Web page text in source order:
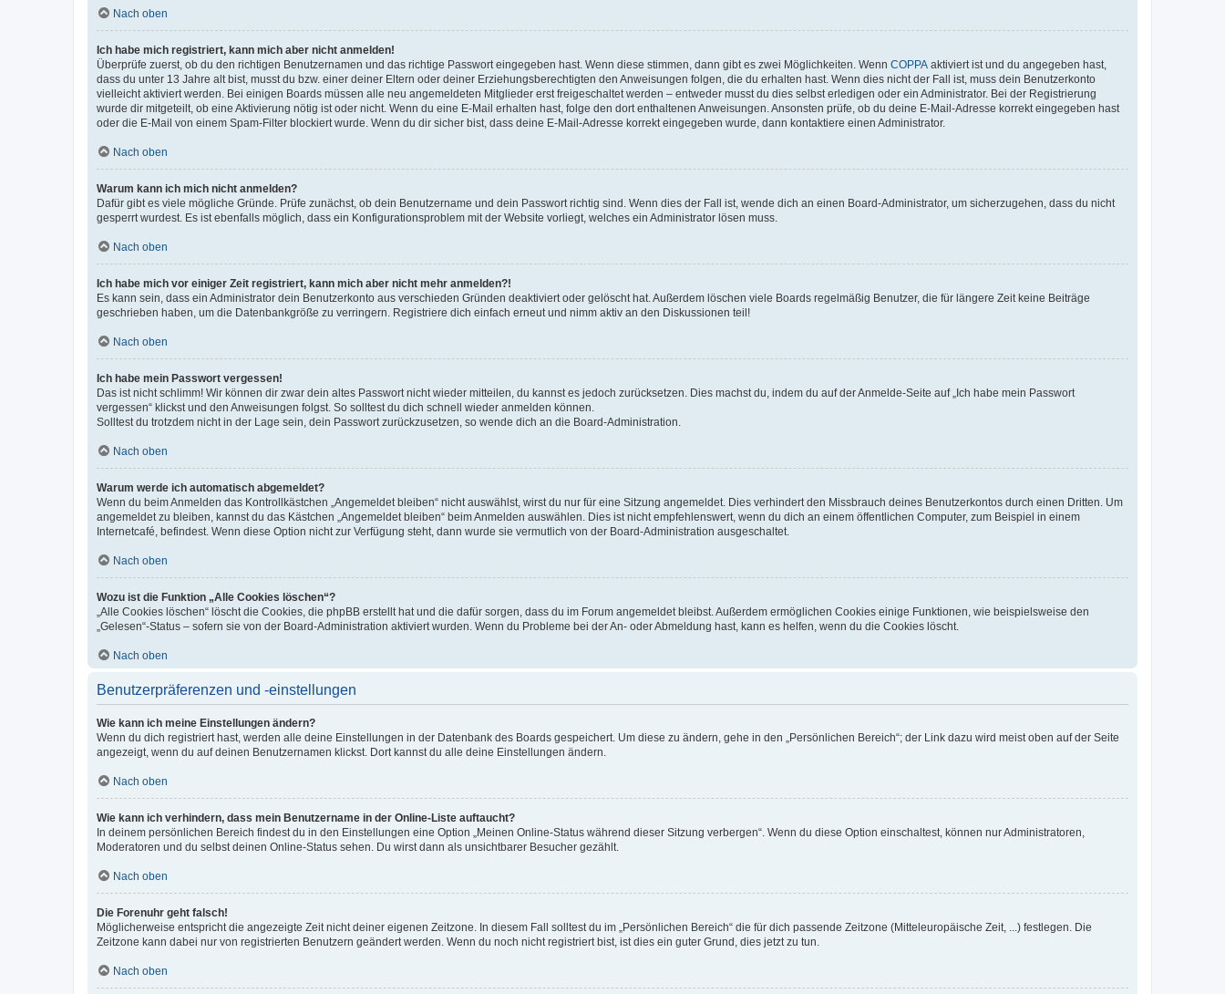
Nach oben
Ich habe mich registriert, kann mich aber nicht anmelden!
Überprüfe zuerst, ob du den richtigen Benutzernamen und das richtige Passwort eingegeben hast. Wenn diese stimmen, dann gibt es zwei Möglichkeiten. Wenn COPPA aktiviert ist und du angegeben hast,
dass du unter 13 Jahre alt bist, musst du bzw. einer deiner Eltern oder deiner Erziehungsberechtigten den Anweisungen folgen, die du erhalten hast. Wenn dies nicht der Fall ist, muss dein Benutzerkonto
vielleicht aktiviert werden. Bei einigen Boards müssen alle neu angemeldeten Mitglieder erst freigeschaltet werden – entweder musst du dies selbst erledigen oder ein Administrator. Bei der Registrierung
wurde dir mitgeteilt, ob eine Aktivierung nötig ist oder nicht. Wenn du eine E-Mail erhalten hast, folge den dort enthaltenen Anweisungen. Ansonsten prüfe, ob du deine E-Mail-Adresse korrekt eingegeben hast
oder die E-Mail von einem Spam-Filter blockiert wurde. Wenn du dir sicher bist, dass deine E-Mail-Adresse korrekt eingegeben wurde, dann kontaktiere einen Administrator.
Nach oben
Warum kann ich mich nicht anmelden?
Dafür gibt es viele mögliche Gründe. Prüfe zunächst, ob dein Benutzername und dein Passwort richtig sind. Wenn dies der Fall ist, wende dich an einen Board-Administrator, um sicherzugehen, dass du nicht
gesperrt wurdest. Es ist ebenfalls möglich, dass ein Konfigurationsproblem mit der Website vorliegt, welches ein Administrator lösen muss.
Nach oben
Ich habe mich vor einiger Zeit registriert, kann mich aber nicht mehr anmelden?!
Es kann sein, dass ein Administrator dein Benutzerkonto aus verschieden Gründen deaktiviert oder gelöscht hat. Außerdem löschen viele Boards regelmäßig Benutzer, die für längere Zeit keine Beiträge
geschrieben haben, um die Datenbankgröße zu verringern. Registriere dich einfach erneut und nimm aktiv an den Diskussionen teil!
Nach oben
Ich habe mein Passwort vergessen!
Das ist nicht schlimm! Wir können dir zwar dein altes Passwort nicht wieder mitteilen, du kannst es jedoch zurücksetzen. Dies machst du, indem du auf der Anmelde-Seite auf „Ich habe mein Passwort
vergessen“ klickst und den Anweisungen folgst. So solltest du dich schnell wieder anmelden können.
Solltest du trotzdem nicht in der Lage sein, dein Passwort zurückzusetzen, so wende dich an die Board-Administration.
Nach oben
Warum werde ich automatisch abgemeldet?
Wenn du beim Anmelden das Kontrollkästchen „Angemeldet bleiben“ nicht auswählst, wirst du nur für eine Sitzung angemeldet. Dies verhindert den Missbrauch deines Benutzerkontos durch einen Dritten. Um
angemeldet zu bleiben, kannst du das Kästchen „Angemeldet bleiben“ beim Anmelden auswählen. Dies ist nicht empfehlenswert, wenn du dich an einem öffentlichen Computer, zum Beispiel in einem
Internetcafé, befindest. Wenn diese Option nicht zur Verfügung steht, dann wurde sie vermutlich von der Board-Administration ausgeschaltet.
Nach oben
Wozu ist die Funktion „Alle Cookies löschen“?
„Alle Cookies löschen“ löscht die Cookies, die phpBB erstellt hat und die dafür sorgen, dass du im Forum angemeldet bleibst. Außerdem ermöglichen Cookies einige Funktionen, wie beispielsweise den
„Gelesen“-Status – sofern sie von der Board-Administration aktiviert wurden. Wenn du Probleme bei der An- oder Abmeldung hast, kann es helfen, wenn du die Cookies löscht.
Nach oben
Benutzerpräferenzen und -einstellungen
Wie kann ich meine Einstellungen ändern?
Wenn du dich registriert hast, werden alle deine Einstellungen in der Datenbank des Boards gespeichert. Um diese zu ändern, gehe in den „Persönlichen Bereich“; der Link dazu wird meist oben auf der Seite
angezeigt, wenn du auf deinen Benutzernamen klickst. Dort kannst du alle deine Einstellungen ändern.
Nach oben
Wie kann ich verhindern, dass mein Benutzername in der Online-Liste auftaucht?
In deinem persönlichen Bereich findest du in den Einstellungen eine Option „Meinen Online-Status während dieser Sitzung verbergen“. Wenn du diese Option einschaltest, können nur Administratoren,
Moderatoren und du selbst deinen Online-Status sehen. Du wirst dann als unsichtbarer Besucher gezählt.
Nach oben
Die Forenuhr geht falsch!
Möglicherweise entspricht die angezeigte Zeit nicht deiner eigenen Zeitzone. In diesem Fall solltest du im „Persönlichen Bereich“ die für dich passende Zeitzone (Mitteleuropäische Zeit, ...) festlegen. Die
Zeitzone kann dabei nur von registrierten Benutzern geändert werden. Wenn du noch nicht registriert bist, ist dies ein guter Grund, dies jetzt zu tun.
Nach oben